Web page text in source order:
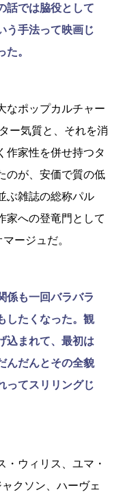
話では脇役として
う手法って映画じ
。
なポップカルチャー
ー気質と、それを消
作家性を併せ持つタ
のが、安価で質の低
ぶ雑誌の総称パル
家への登竜門として
ージュだ。
係も一回バラバラ
したくなった。観
込まれて、最初は
んだんとその全貌
ってスリリングじ
・ウィリス、ユマ・
クソン、ハーヴェ